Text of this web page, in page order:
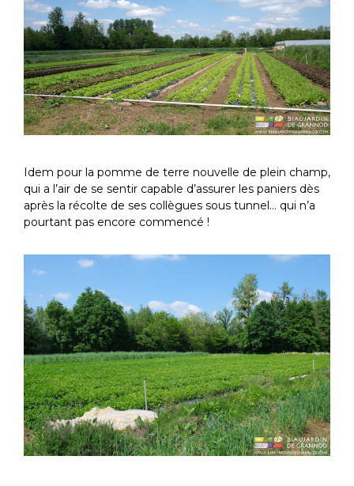
Idem pour la pomme de terre nouvelle de plein champ,
qui a l’air de se sentir capable d’assurer les paniers dès
après la récolte de ses collègues sous tunnel… qui n’a
pourtant pas encore commencé !